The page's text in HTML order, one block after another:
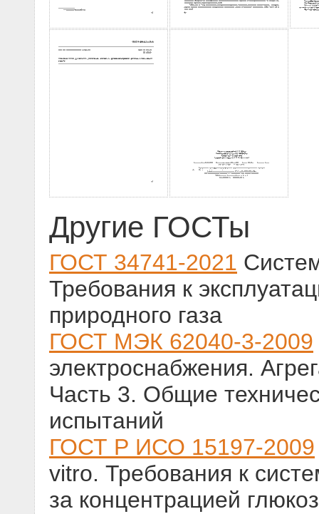
Другие ГОСТы
ГОСТ 34741-2021
Требования к
природного газа
ГОСТ МЭК 62040-3-2009
электроснабжения.
Часть 3. Общие
испытаний
ГОСТ Р ИСО 15197-2009
vitro. Требования к
за концентрацией